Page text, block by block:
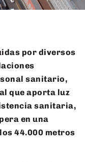
por diversos
sanitario,
que aporta luz
sanitaria,
en una
44.000 metros